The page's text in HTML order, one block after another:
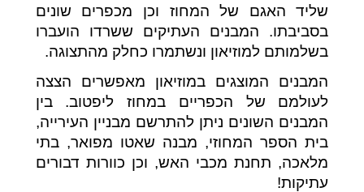
שליד האגם של המחוז וכן מכפרים שונים
בסביבתו. המבנים העתיקים ששרדו הועברו
בשלמותם למוזיאון ונשתמרו כחלק מהתצוגה.
המבנים המוצגים במוזיאון מאפשרים הצצה
לעולמם של הכפריים במחוז ליפטוב. בין
המבנים השונים ניתן להתרשם מבניין העירייה,
בית הספר המחוזי, מבנה שאטו מפואר, בתי
מלאכה, תחנת מכבי האש, וכן כוורות דבורים
עתיקות!